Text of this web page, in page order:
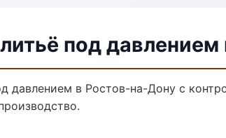
под
давлением в Ростов-на-Дону с